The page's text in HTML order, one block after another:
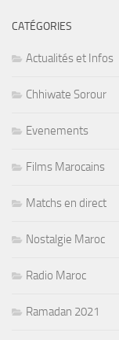
CATÉGORIES
Actualités et Infos
Chhiwate Sorour
Evenements
Films Marocains
Matchs en direct
Nostalgie Maroc
Radio Maroc
Ramadan 2021